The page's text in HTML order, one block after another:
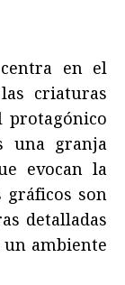
en el
criaturas
protagónico
una granja
evocan la
gráficos son
detalladas
ambiente